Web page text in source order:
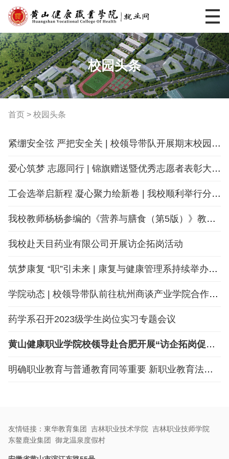
校园头条
首页 > 校园头条
紧绷安全弦 严把安全关 | 校领导带队开展期末校园安全大检查
爱心筑梦 志愿同行 | 锦旗赠送暨优秀志愿者表彰大会圆满落幕
工会选举启新程 凝心聚力绘新卷 | 我校顺利举行分工会主席及委员选举会议
我校教师杨杨参编的《营养与膳食（第5版）》教材由人民卫生出版社出版
我校赴天目药业有限公司开展访企拓岗活动
筑梦康复 “职”引未来 | 康复与健康管理系持续举办企业宣讲会
学院动态 | 校领导带队前往杭州商谈产业学院合作事宜
药学系召开2023级学生岗位实习专题会议
黄山健康职业学院校领导赴合肥开展“访企拓岗促就业”工作(图文)
明确职业教育与普通教育同等重要 新职业教育法今起施行
友情链接： 東华教育集团 吉林职业技术学院 吉林职业技师学院
东鳌鹿业集团
御龙温泉度假村